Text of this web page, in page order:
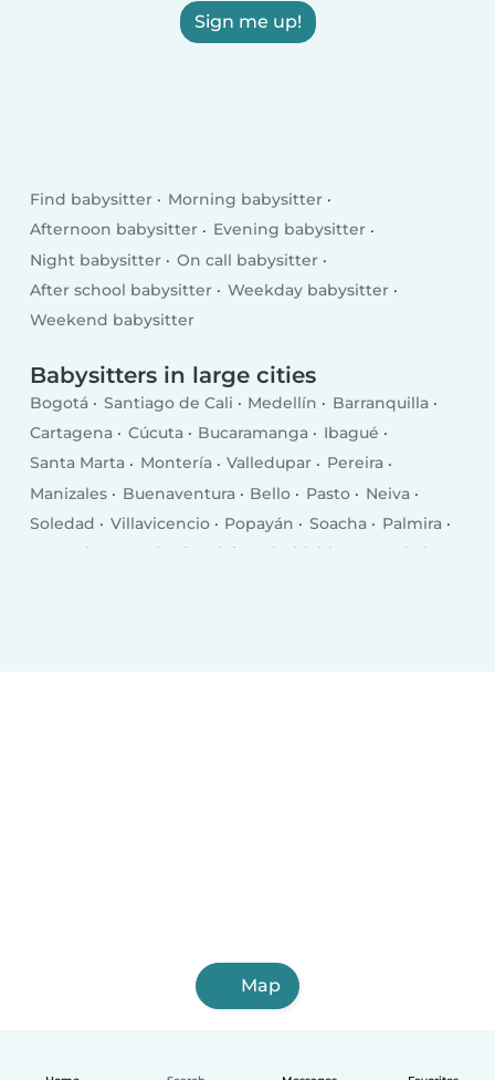
Sign me up!
Find babysitter
Morning babysitter
Afternoon babysitter
Evening babysitter
Night babysitter
On call babysitter
After school babysitter
Weekday babysitter
Weekend babysitter
Babysitters in large cities
Bogotá Santiago de Cali Medellín
Barranquilla
Cartagena
Cúcuta Bucaramanga
Ibagué
Santa Marta
Montería Valledupar
Pereira
Manizales
Buenaventura Bello Pasto
Neiva
Soledad
Villavicencio Popayán Soacha
Palmira
Armenia
Itagüí Sincelejo Floridablanca
Tuluá
Map